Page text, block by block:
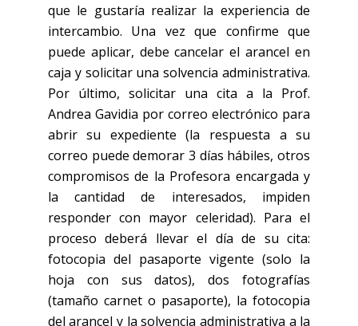
que le gustaría realizar la experiencia de
intercambio. Una vez que confirme que
puede aplicar, debe cancelar el arancel en
caja y solicitar una solvencia administrativa.
Por último, solicitar una cita a la Prof.
Andrea Gavidia por correo electrónico para
abrir su expediente (la respuesta a su
correo puede demorar 3 días hábiles, otros
compromisos de la Profesora encargada y
la cantidad de interesados, impiden
responder con mayor celeridad). Para el
proceso deberá llevar el día de su cita:
fotocopia del pasaporte vigente (solo la
hoja con sus datos), dos fotografías
(tamaño carnet o pasaporte), la fotocopia
del arancel y la solvencia administrativa a la